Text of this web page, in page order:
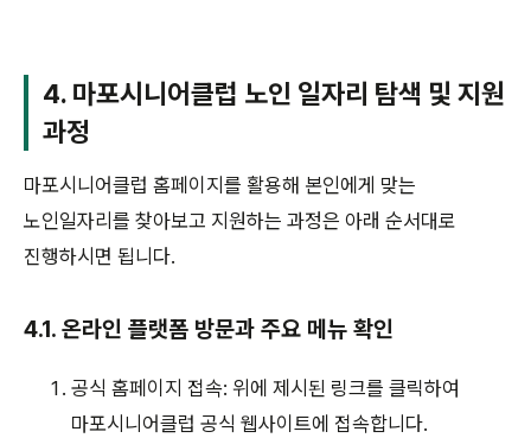
4. 마포시니어클럽 노인 일자리 탐색 및 지원
과정
마포시니어클럽 홈페이지를 활용해 본인에게 맞는
노인일자리를 찾아보고 지원하는 과정은 아래 순서대로
진행하시면 됩니다.
4.1. 온라인 플랫폼 방문과 주요 메뉴 확인
공식 홈페이지 접속: 위에 제시된 링크를 클릭하여
마포시니어클럽 공식 웹사이트에 접속합니다.